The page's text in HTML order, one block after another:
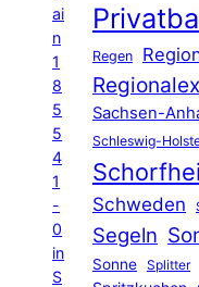
ai
n
1
8
5
5
4
1
-
0
in
S
Regen
Sachsen-
Schleswig-
Schweden
Segeln
Sonne Splitter